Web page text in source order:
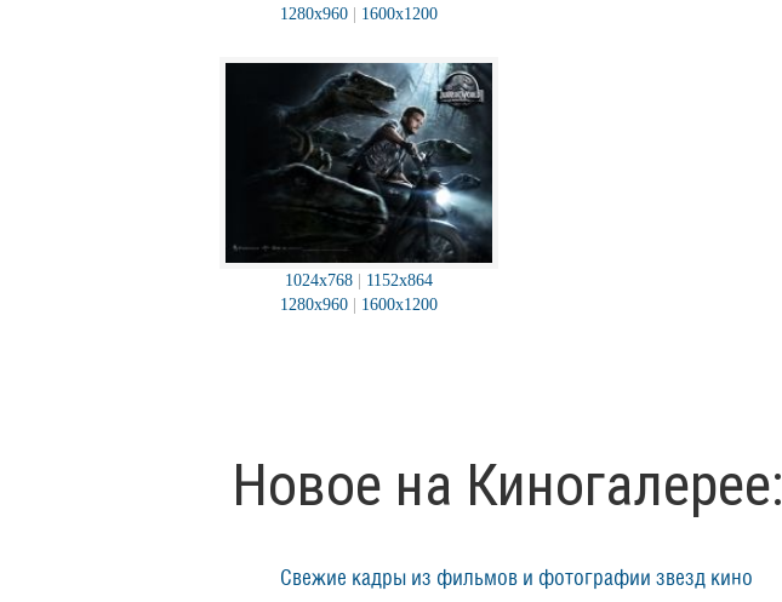
1280x960| 1600x1200
1024x768| 1152x864
1280x960| 1600x1200
Новое на Киногалерее:
Свежие кадры из фильмов и фотографии звезд кино